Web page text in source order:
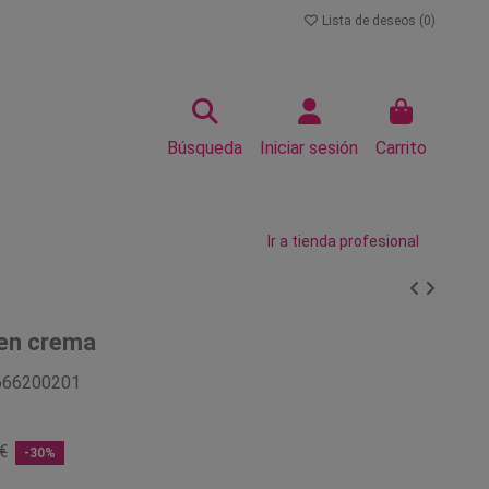
Lista de deseos (0)
Búsqueda Iniciar sesión Carrito
Ir a tienda profesional
crema
-30%